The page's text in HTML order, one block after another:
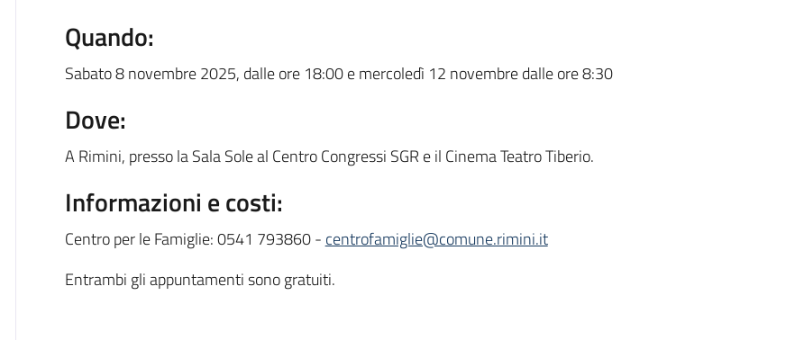
Quando:
Sabato 8 novembre 2025, dalle ore 18:00 e mercoledì 12 novembre dalle ore 8:30
Dove:
A Rimini, presso la Sala Sole al Centro Congressi SGR e il Cinema Teatro Tiberio.
Informazioni e costi:
Centro per le Famiglie: 0541 793860 - centrofamiglie@comune.rimini.it
Entrambi gli appuntamenti sono gratuiti.